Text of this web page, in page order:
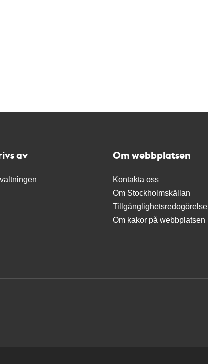
av Om webbplatsen
Kontakta oss
Om Stockholmskällan
Tillgänglighetsredogörelse
Om kakor på webbplatsen